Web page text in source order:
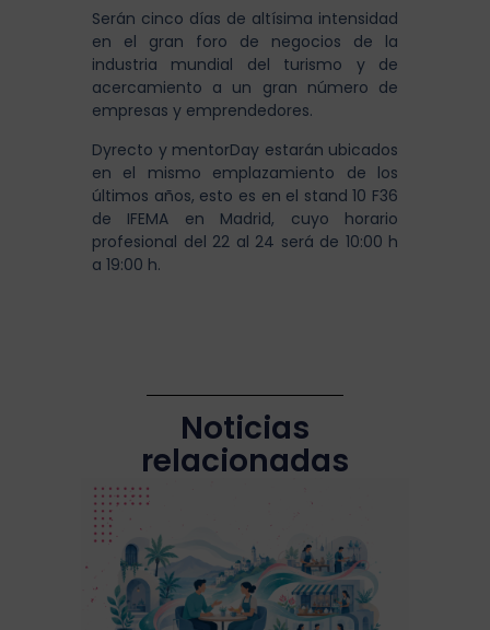
Serán cinco días de altísima intensidad
en el gran foro de negocios de la
industria mundial del turismo y de
acercamiento a un gran número de
empresas y emprendedores.
Dyrecto y mentorDay estarán ubicados
en el mismo emplazamiento de los
últimos años, esto es en el stand 10 F36
de IFEMA en Madrid, cuyo horario
profesional del 22 al 24 será de 10:00 h
a 19:00 h.
Noticias
relacionadas